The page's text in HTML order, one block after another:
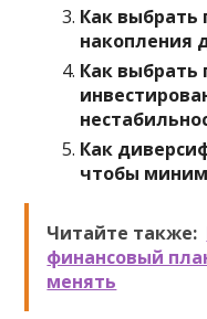
Как
накопления
Как выбрать
Как
чтобы
Читайте также:
финансовый
менять